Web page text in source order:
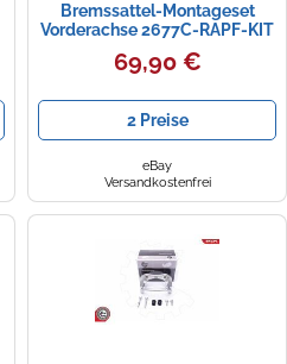
Bremssattel-Montageset
Vorderachse 2677C-RAPF-KIT
FEBEST für SKODA VW
69,90 €
2 Preise
eBay
Versandkostenfrei